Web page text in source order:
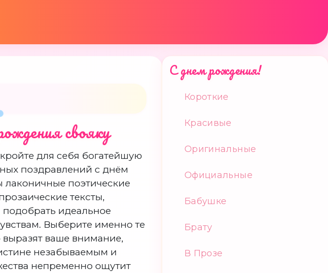
свояку
для себя богатейшую
поздравлений с днём
поэтические
тексты,
подобрать идеальное
Выберите именно те
выразят ваше внимание,
незабываемым и
непременно ощутит
С днем рождения!
Короткие
Красивые
Оригинальные
Официальные
Бабушке
Брату
В Прозе